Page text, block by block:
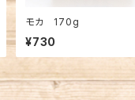
モカ 170g
¥730